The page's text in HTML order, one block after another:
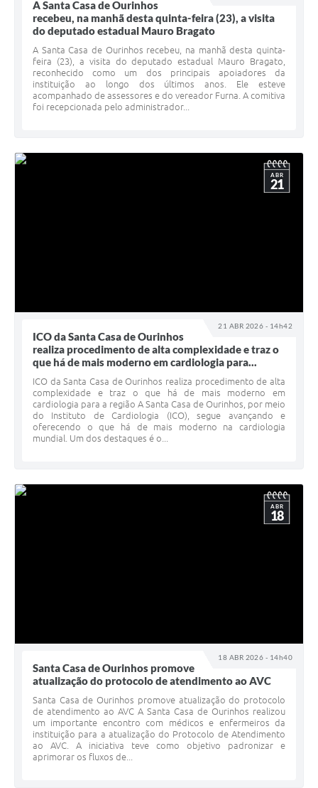
A Santa Casa de Ourinhos
recebeu, na manhã desta quinta-feira (23), a visita
do deputado estadual Mauro Bragato
A Santa Casa de Ourinhos recebeu, na manhã desta quinta-
feira (23), a visita do deputado estadual Mauro Bragato,
reconhecido como um dos principais apoiadores da
instituição ao longo dos últimos anos. Ele esteve
acompanhado de assessores e do vereador Furna. A comitiva
foi recepcionada pelo administrador...
21 ABR 2026 - 14h42
ABR
21
ICO da Santa Casa de Ourinhos
realiza procedimento de alta complexidade e traz o
que há de mais moderno em cardiologia para...
ICO da Santa Casa de Ourinhos realiza procedimento de alta
complexidade e traz o que há de mais moderno em
cardiologia para a região A Santa Casa de Ourinhos, por meio
do Instituto de Cardiologia (ICO), segue avançando e
oferecendo o que há de mais moderno na cardiologia
mundial. Um dos destaques é o...
18 ABR 2026 - 14h40
ABR
18
Santa Casa de Ourinhos promove
atualização do protocolo de atendimento ao AVC
Santa Casa de Ourinhos promove atualização do protocolo
de atendimento ao AVC A Santa Casa de Ourinhos realizou
um importante encontro com médicos e enfermeiros da
instituição para a atualização do Protocolo de Atendimento
ao AVC. A iniciativa teve como objetivo padronizar e
aprimorar os fluxos de...